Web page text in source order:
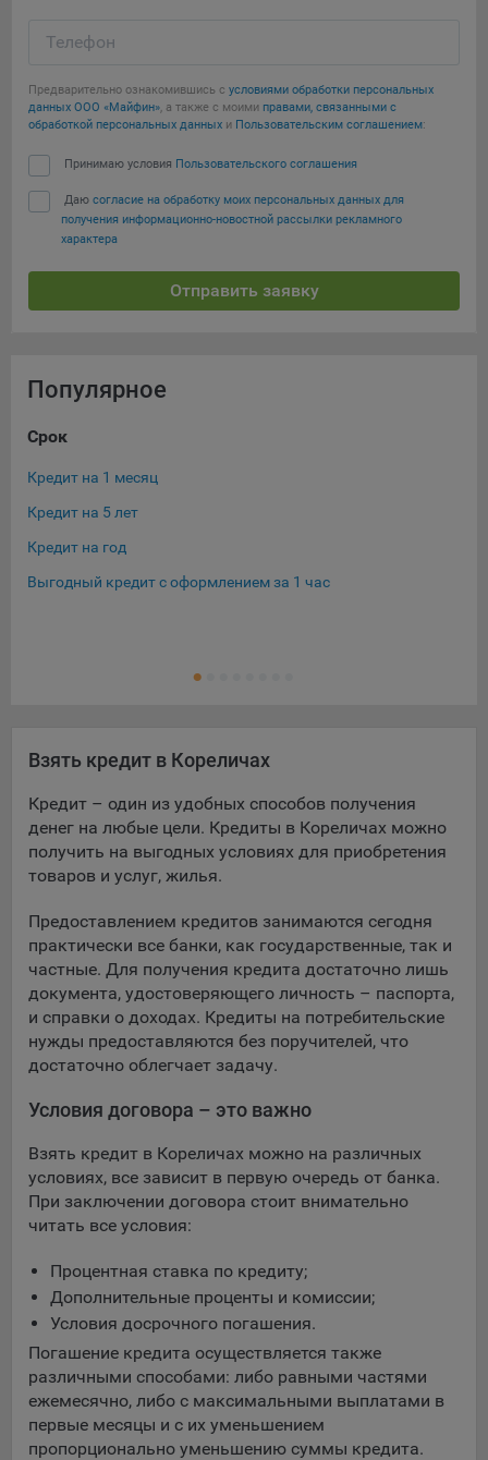
сервис показа контекстной рекламы. Адрес: Yandex
Google Ads - сервис показа контекстной рекламы,
предоставляемый компанией Google Ireland Ltd, Gordon
Сохранить мои изменения
Телефон
Предварительно ознакомившись с условиями обработки персональных
данных ООО «Майфин», а также с моими правами, связанными с
обработкой персональных данных и Пользовательским соглашением:
Принимаю условия Пользовательского соглашения
Даю согласие на обработку моих персональных данных для
получения информационно-новостной рассылки рекламного
характера
Отправить заявку
Популярное
Срок
Кредит на 1 месяц
Кредит на 5 лет
Кредит на год
Выгодный кредит с оформлением за 1 час
Взять кредит в Кореличах
Кредит – один из удобных способов получения
денег на любые цели. Кредиты в Кореличах можно
получить на выгодных условиях для приобретения
товаров и услуг, жилья.
Предоставлением кредитов занимаются сегодня
практически все банки, как государственные, так и
частные. Для получения кредита достаточно лишь
документа, удостоверяющего личность – паспорта,
и справки о доходах. Кредиты на потребительские
нужды предоставляются без поручителей, что
достаточно облегчает задачу.
Условия договора – это важно
Взять кредит в Кореличах можно на различных
условиях, все зависит в первую очередь от банка.
При заключении договора стоит внимательно
читать все условия:
Процентная ставка по кредиту;
Дополнительные проценты и комиссии;
Условия досрочного погашения.
Погашение кредита осуществляется также
различными способами: либо равными частями
ежемесячно, либо с максимальными выплатами в
первые месяцы и с их уменьшением
пропорционально уменьшению суммы кредита.